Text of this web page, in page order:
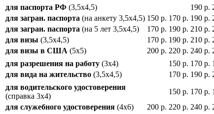
для паспорта РФ (3,5х4,5) 190 р.
для загран. паспорта (на анкету 3,5х4,5) 150 р. 170 р. 190 р.
для загран. паспорта (на 5 лет 3,5х4,5) 170 р. 190 р. 210 р.
для визы (3,5х4,5) 170 р. 190 р. 210 р.
для визы в США (5х5) 200 р. 220 р. 240 р.
для разрешения на работу (3х4) 150 р. 170 р.
для вида на жительство (3,5х4,5) 170 р. 190 р.
для водительского удостоверения
(справка 3х4)
150 р. 170 р.
для служебного удостоверения (4х6) 200 р. 220 р. 240 р.